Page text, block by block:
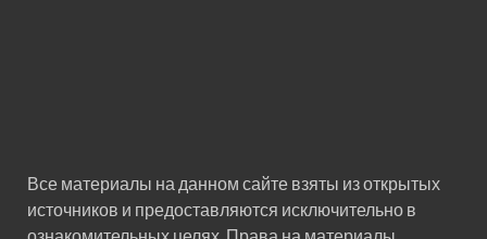
Все материалы на данном сайте взяты из открытых
источников и предоставляются исключительно в